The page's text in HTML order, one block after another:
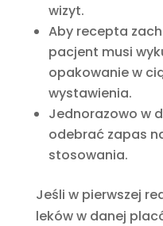
wizyt.
Aby recepta
pacjent musi
opakowanie w
wystawienia.
Jednorazowo w
odebrać zapas
stosowania.
Jeśli w pierwszej
leków w danej